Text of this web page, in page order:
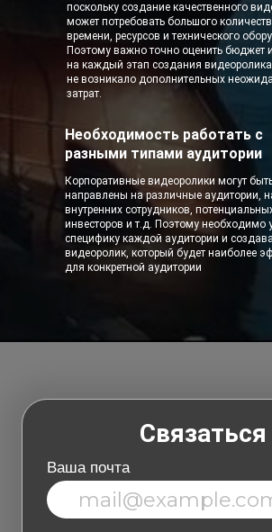
Корпоративные видеоролики могут
направлены на различные аудитории,
внутренних сотрудников,
инвесторов и т.д. Поэтому необходимо
специфику каждой аудитории и
видеоролик, который будет наиболее
для конкретной аудитории
Необходимость работать с
разными типами аудитории
поскольку создание качественного
может потребовать большого
времени, ресурсов и технического
Поэтому важно точно оценить бюджет
на каждый этап создания
не возникало дополнительных
затрат.
На главную